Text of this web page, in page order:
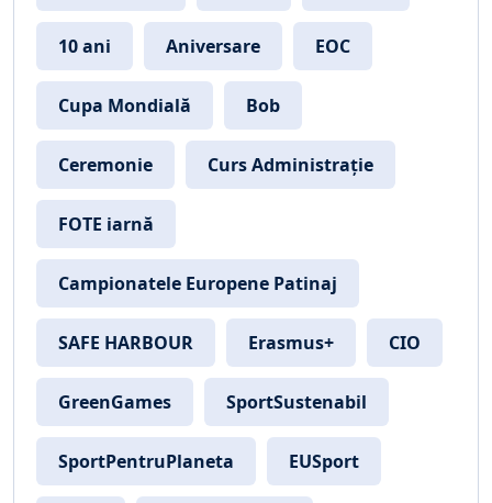
10 ani Aniversare EOC
Cupa Mondială Bob
Ceremonie Curs Administrație
FOTE iarnă
Campionatele Europene Patinaj
SAFE HARBOUR Erasmus+ CIO
GreenGames SportSustenabil
SportPentruPlaneta EUSport